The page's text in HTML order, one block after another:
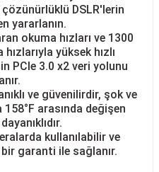
çözünürlüklü DSLR'lerin
yararlanın.
okuma hızları ve 1300
yüksek hızlı
PCIe 3.0 x2 veri yolunu
ve güvenilirdir, şok ve
arasında değişen
kullanılabilir ve
bir garanti ile sağlanır.